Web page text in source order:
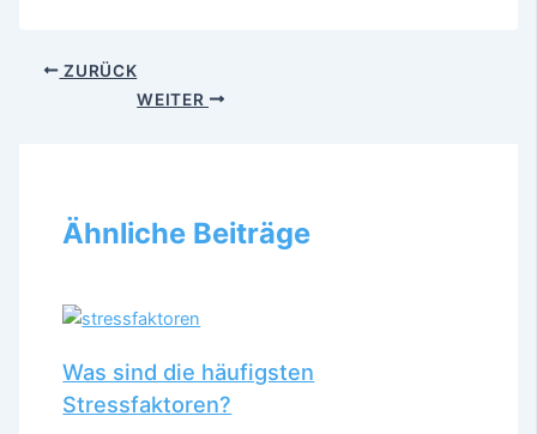
ZURÜCK
WEITER
Ähnliche Beiträge
Was sind die häufigsten
Stressfaktoren?